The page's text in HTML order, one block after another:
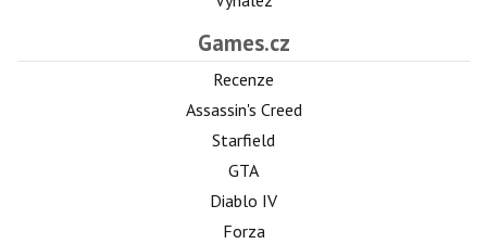
Games.cz
Recenze
Assassin's Creed
Starfield
GTA
Diablo IV
Forza